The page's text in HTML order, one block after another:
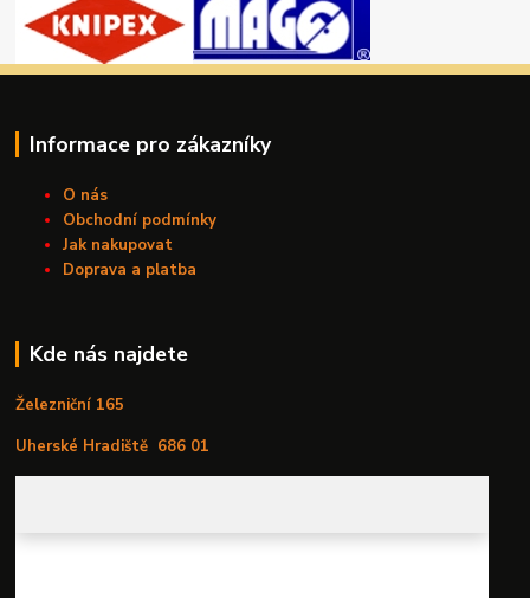
Informace pro zákazníky
O nás
Obchodní podmínky
Jak nakupovat
Doprava a platba
Kde nás najdete
Železniční 165
Uherské Hradiště 686 01